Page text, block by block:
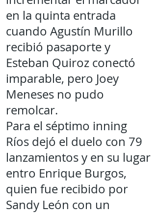
en la quinta entrada
cuando Agustín Murillo
recibió pasaporte y
Esteban Quiroz conectó
imparable, pero Joey
Meneses no pudo
remolcar.
Para el séptimo inning
Ríos dejó el duelo con 79
lanzamientos y en su lugar
entro Enrique Burgos,
quien fue recibido por
Sandy León con un